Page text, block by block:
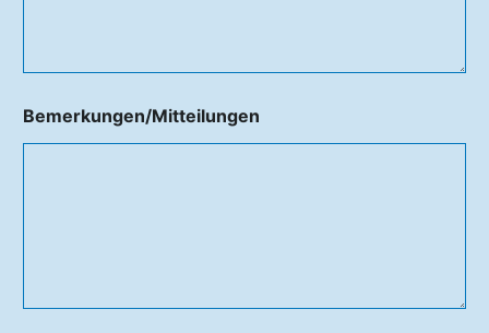
Bemerkungen/Mitteilungen